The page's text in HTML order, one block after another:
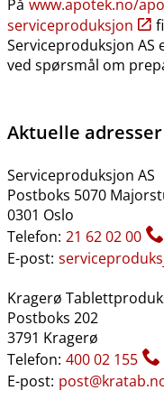
På www.apotek.no​/​
serviceproduksjon
Serviceproduksjon
ved spørsmål om
Aktuelle adresser
Serviceproduksjon AS
Postboks 5070
0301 Oslo
Telefon: 21 62 02 00
E-post:
Kragerø
Postboks 202
3791 Kragerø
Telefon: 400 02 155
E-post: